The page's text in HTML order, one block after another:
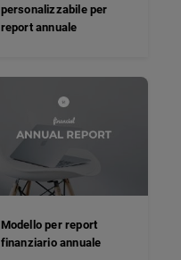
personalizzabile per
report annuale
Modello per report
finanziario annuale